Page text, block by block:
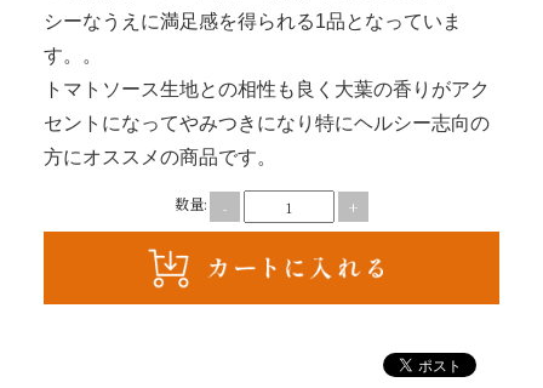
ー
ド
ブ
ル
く
シーなうえに満足感を得られる1品となっていま
す。。
トマトソース生地との相性も良く大葉の香りがアク
セントになってやみつきになり特にヘルシー志向の
方にオススメの商品です。
数量: - +